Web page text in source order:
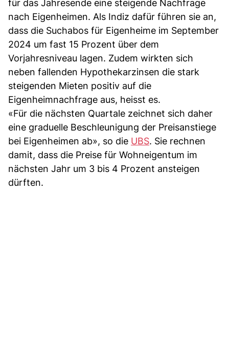
für das Jahresende eine steigende Nachfrage
nach Eigenheimen. Als Indiz dafür führen sie an,
dass die Suchabos für Eigenheime im September
2024 um fast 15 Prozent über dem
Vorjahresniveau lagen. Zudem wirkten sich
neben fallenden Hypothekarzinsen die stark
steigenden Mieten positiv auf die
Eigenheimnachfrage aus, heisst es.
«Für die nächsten Quartale zeichnet sich daher
eine graduelle Beschleunigung der Preisanstiege
bei Eigenheimen ab», so die UBS. Sie rechnen
damit, dass die Preise für Wohneigentum im
nächsten Jahr um 3 bis 4 Prozent ansteigen
dürften.